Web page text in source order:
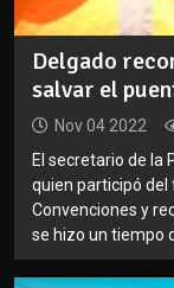
Delgado
salvar el
Nov 04 2022
El secretario de la
quien participó del
Convenciones y
se hizo un tiempo